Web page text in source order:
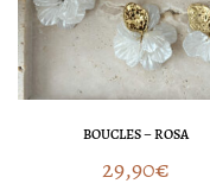
BOUCLES – ROSA
29,90€